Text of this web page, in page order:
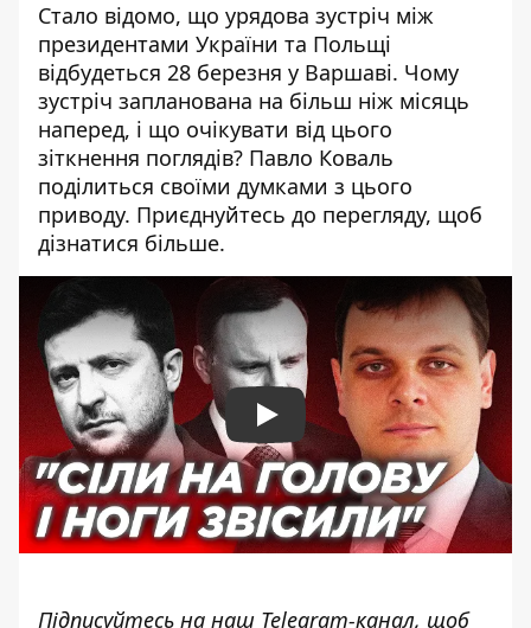
Стало відомо, що урядова зустріч між
президентами України та Польщі
відбудеться 28 березня у Варшаві. Чому
зустріч запланована на більш ніж місяць
наперед, і що очікувати від цього
зіткнення поглядів? Павло Коваль
поділиться своїми думками з цього
приводу. Приєднуйтесь до перегляду, щоб
дізнатися більше.
Play
Підписуйтесь на наш Telegram-канал, щоб